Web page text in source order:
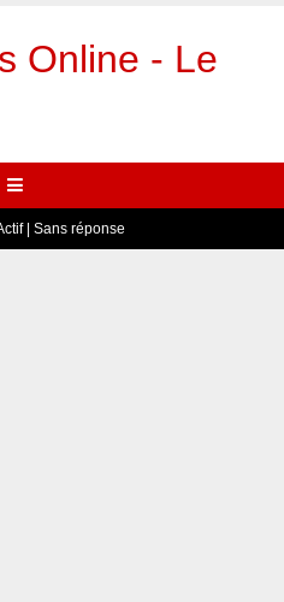
Online - Le
| Sans réponse